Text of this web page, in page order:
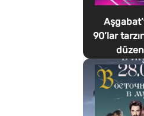
90’lar